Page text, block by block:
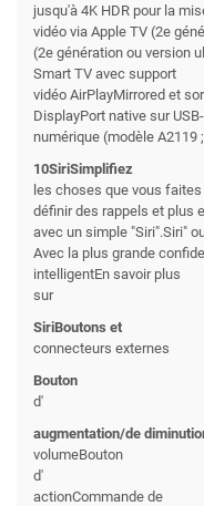
jusqu'à 4K HDR pour la
vidéo via Apple TV (2e
(2e génération ou version
Smart TV avec support
vidéo AirPlayMirrored et
DisplayPort native sur
numérique (modèle
10SiriSimplifiez
les choses que vous
définir des rappels et plus
avec un simple "Siri".Siri"
Avec la plus grande
intelligentEn savoir plus
sur
SiriBoutons et
connecteurs externes
Bouton
d'
augmentation/de
volumeBouton
d'
actionCommande de